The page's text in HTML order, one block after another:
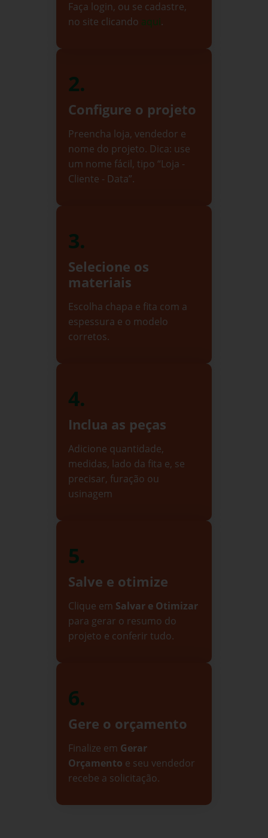
Faça login, ou se cadastre,
no site clicando aqui.
2.
Configure o projeto
Preencha loja, vendedor e
nome do projeto. Dica: use
um nome fácil, tipo “Loja -
Cliente - Data”.
3.
Selecione os
materiais
Escolha chapa e fita com a
espessura e o modelo
corretos.
4.
Inclua as peças
Adicione quantidade,
medidas, lado da fita e, se
precisar, furação ou
usinagem
5.
Salve e otimize
Clique em Salvar e Otimizar
para gerar o resumo do
projeto e conferir tudo.
6.
Gere o orçamento
Finalize em Gerar
Orçamento e seu vendedor
recebe a solicitação.